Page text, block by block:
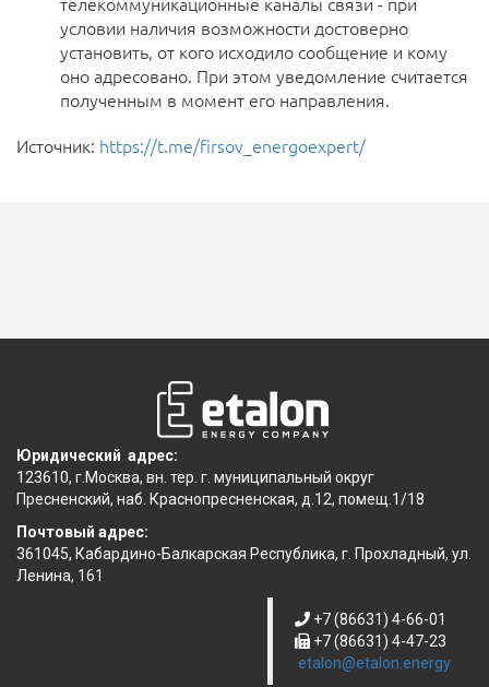
телекоммуникационные каналы связи - при
условии наличия возможности достоверно
установить, от кого исходило сообщение и кому
оно адресовано. При этом уведомление считается
полученным в момент его направления.
Источник: https://t.me/firsov_energoexpert/
Юридический адрес:
123610, г.Москва, вн. тер. г. муниципальный округ
Пресненский, наб. Краснопресненская, д.12, помещ.1/18
Почтовый адрес:
361045, Кабардино-Балкарская Республика, г. Прохладный, ул.
Ленина, 161
+7 (86631) 4-66-01
+7 (86631) 4-47-23
etalon@etalon.energy